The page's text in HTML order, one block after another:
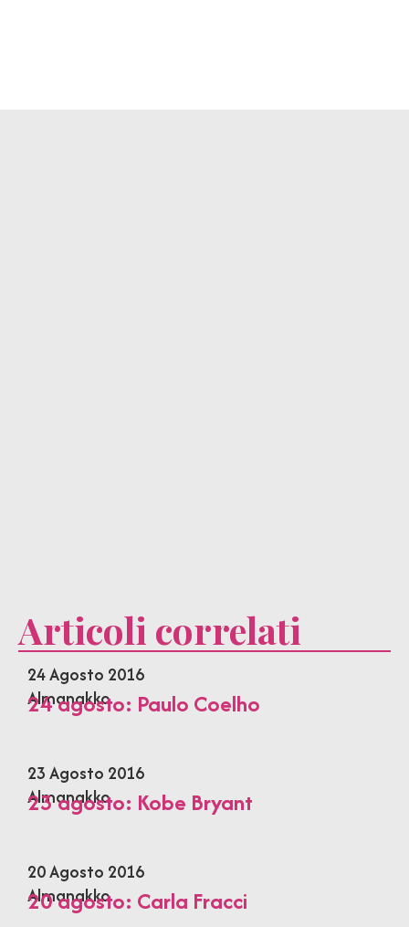
Articoli correlati
24 Agosto 2016
Almanakko
24 agosto: Paulo Coelho
23 Agosto 2016
Almanakko
23 agosto: Kobe Bryant
20 Agosto 2016
Almanakko
20 agosto: Carla Fracci